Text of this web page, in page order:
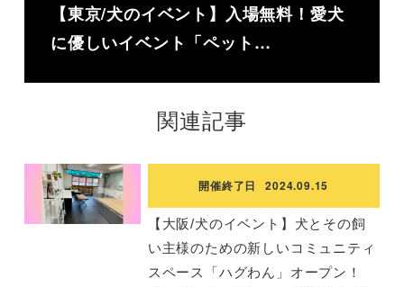
【東京/犬のイベント】入場無料！愛犬
に優しいイベント「ペット…
関連記事
開催終了日 2024.09.15
【大阪/犬のイベント】犬とその飼
い主様のための新しいコミュニティ
スペース「ハグわん」オープン！